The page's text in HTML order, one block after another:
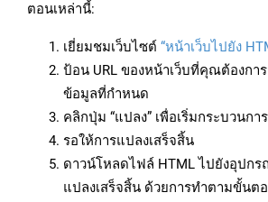
ตอนเหล่านี้:
เยี่ยมชมเว็บไซต์ “หน้าเว็บไปยัง
ป้อน URL ของหน้าเว็บที่คุณต้องกา
ข้อมูลที่กำหนด
คลิกปุ่ม “แปลง” เพื่อเริ่มกระบวนกา
รอให้การแปลงเสร็จสิ้น
ดาวน์โหลดไฟล์ HTML ไปยังอุปก
แปลงเสร็จสิ้น ด้วยการทำตามขั้นต